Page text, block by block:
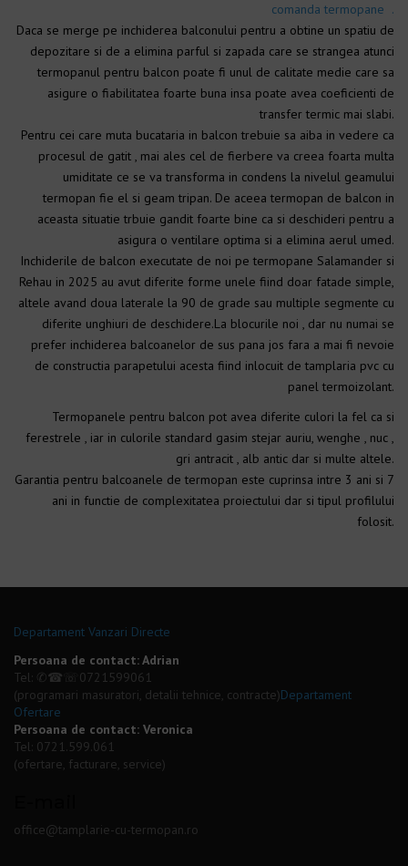
comanda termopane .
Daca se merge pe inchiderea balconului pentru a obtine un spatiu de
depozitare si de a elimina parful si zapada care se strangea atunci
termopanul pentru balcon poate fi unul de calitate medie care sa
asigure o fiabilitatea foarte buna insa poate avea coeficienti de
transfer termic mai slabi.
Pentru cei care muta bucataria in balcon trebuie sa aiba in vedere ca
procesul de gatit , mai ales cel de fierbere va creea foarta multa
umiditate ce se va transforma in condens la nivelul geamului
termopan fie el si geam tripan. De aceea termopan de balcon in
aceasta situatie trbuie gandit foarte bine ca si deschideri pentru a
asigura o ventilare optima si a elimina aerul umed.
Inchiderile de balcon executate de noi pe termopane Salamander si
Rehau in 2025 au avut diferite forme unele fiind doar fatade simple,
altele avand doua laterale la 90 de grade sau multiple segmente cu
diferite unghiuri de deschidere.La blocurile noi , dar nu numai se
prefer inchiderea balcoanelor de sus pana jos fara a mai fi nevoie
de constructia parapetului acesta fiind inlocuit de tamplaria pvc cu
panel termoizolant.
Termopanele pentru balcon pot avea diferite culori la fel ca si
ferestrele , iar in culorile standard gasim stejar auriu, wenghe , nuc ,
gri antracit , alb antic dar si multe altele.
Garantia pentru balcoanele de termopan este cuprinsa intre 3 ani si 7
ani in functie de complexitatea proiectului dar si tipul profilului
folosit.
Departament Vanzari Directe
Persoana de contact: Adrian
Tel: ✆☎☏ 0721599061
(programari masuratori, detalii tehnice, contracte)Departament
Ofertare
Persoana de contact: Veronica
Tel: 0721.599.061
(ofertare, facturare, service)
office@tamplarie-cu-termopan.ro